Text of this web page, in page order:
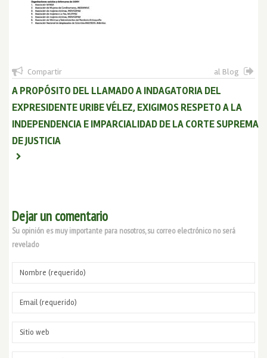
Compartir al Blog
A PROPÓSITO DEL LLAMADO A INDAGATORIA DEL
EXPRESIDENTE URIBE VÉLEZ, EXIGIMOS RESPETO A LA
INDEPENDENCIA E IMPARCIALIDAD DE LA CORTE SUPREMA
DE JUSTICIA
Dejar un comentario
Su opinión es muy importante para nosotros, su correo electrónico no será
revelado